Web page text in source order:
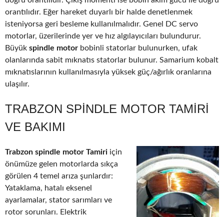
orantılıdır. Eğer hareket duyarlı bir halde denetlenmek
isteniyorsa geri besleme kullanılmalıdır. Genel DC servo
motorlar, üzerilerinde yer ve hız algılayıcıları bulundurur.
Büyük spindle motor bobinli statorlar bulunurken, ufak
olanlarında sabit mıknatıs statorlar bulunur. Samarium kobalt
mıknatıslarının kullanılmasıyla yüksek güç/ağırlık oranlarına
ulaşılır.
TRABZON SPINDLE MOTOR TAMIRI
VE BAKIMI
Trabzon spindle motor Tamiri için
önümüze gelen motorlarda sıkça
görülen 4 temel arıza şunlardır:
Yataklama, hatalı eksenel
ayarlamalar, stator sarımları ve
rotor sorunları. Elektrik